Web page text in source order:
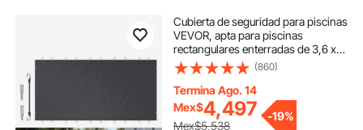
Cubierta de seguridad para piscinas
VEVOR, apta para piscinas
rectangulares enterradas de 3,6 x
7,6 m (12 x 25 pies), cubierta de
seguridad con orificios de drenaje,
cubierta de malla para piscinas,
cubierta de seguridad de invierno
de PVC, gris oscuro.
(860)
Termina Ago. 14
Mex$4,497
Mex$5,538
-19%